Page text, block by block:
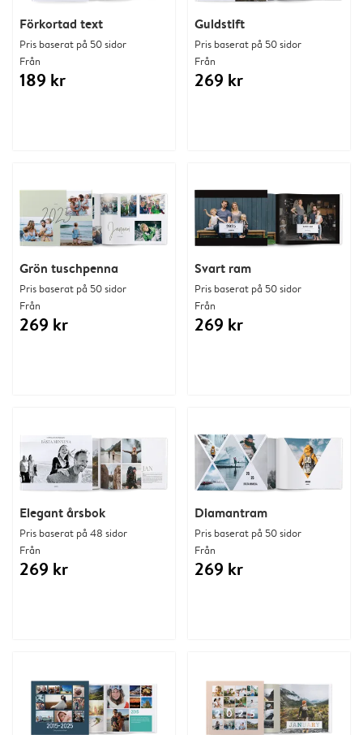
Förkortad text
Pris baserat på 50 sidor
Från
189 kr
Diamantram
Pris baserat på 50 sidor
Från
269 kr
Svart ram
Pris baserat på 50 sidor
Från
269 kr
Elegant årsbok
Pris baserat på 48 sidor
Från
269 kr
Guldstift
Pris baserat på 50 sidor
Från
269 kr
Grön tuschpenna
Pris baserat på 50 sidor
Från
269 kr